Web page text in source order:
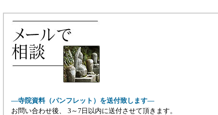
―寺院資料（パンフレット）を送付致します―
お問い合わせ後、 3～7日以内に送付させて頂きます。